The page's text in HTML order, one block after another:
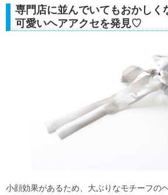
専門店に並んでいてもおかしく
可愛いヘアアクセを発見♡
小顔効果があるため、大ぶりなモチーフの